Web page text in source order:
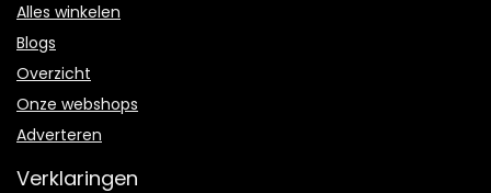
Alles winkelen
Blogs
Overzicht
Onze webshops
Adverteren
Verklaringen